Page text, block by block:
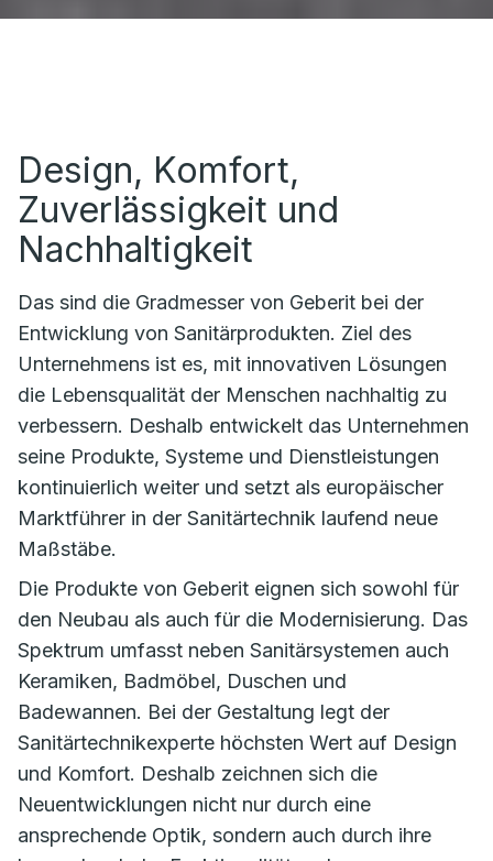
Design, Komfort,
Zuverlässigkeit und
Nachhaltigkeit
Das sind die Gradmesser von Geberit bei der
Entwicklung von Sanitärprodukten. Ziel des
Unternehmens ist es, mit innovativen Lösungen
die Lebensqualität der Menschen nachhaltig zu
verbessern. Deshalb entwickelt das Unternehmen
seine Produkte, Systeme und Dienstleistungen
kontinuierlich weiter und setzt als europäischer
Marktführer in der Sanitärtechnik laufend neue
Maßstäbe.
Die Produkte von Geberit eignen sich sowohl für
den Neubau als auch für die Modernisierung. Das
Spektrum umfasst neben Sanitärsystemen auch
Keramiken, Badmöbel, Duschen und
Badewannen. Bei der Gestaltung legt der
Sanitärtechnikexperte höchsten Wert auf Design
und Komfort. Deshalb zeichnen sich die
Neuentwicklungen nicht nur durch eine
ansprechende Optik, sondern auch durch ihre